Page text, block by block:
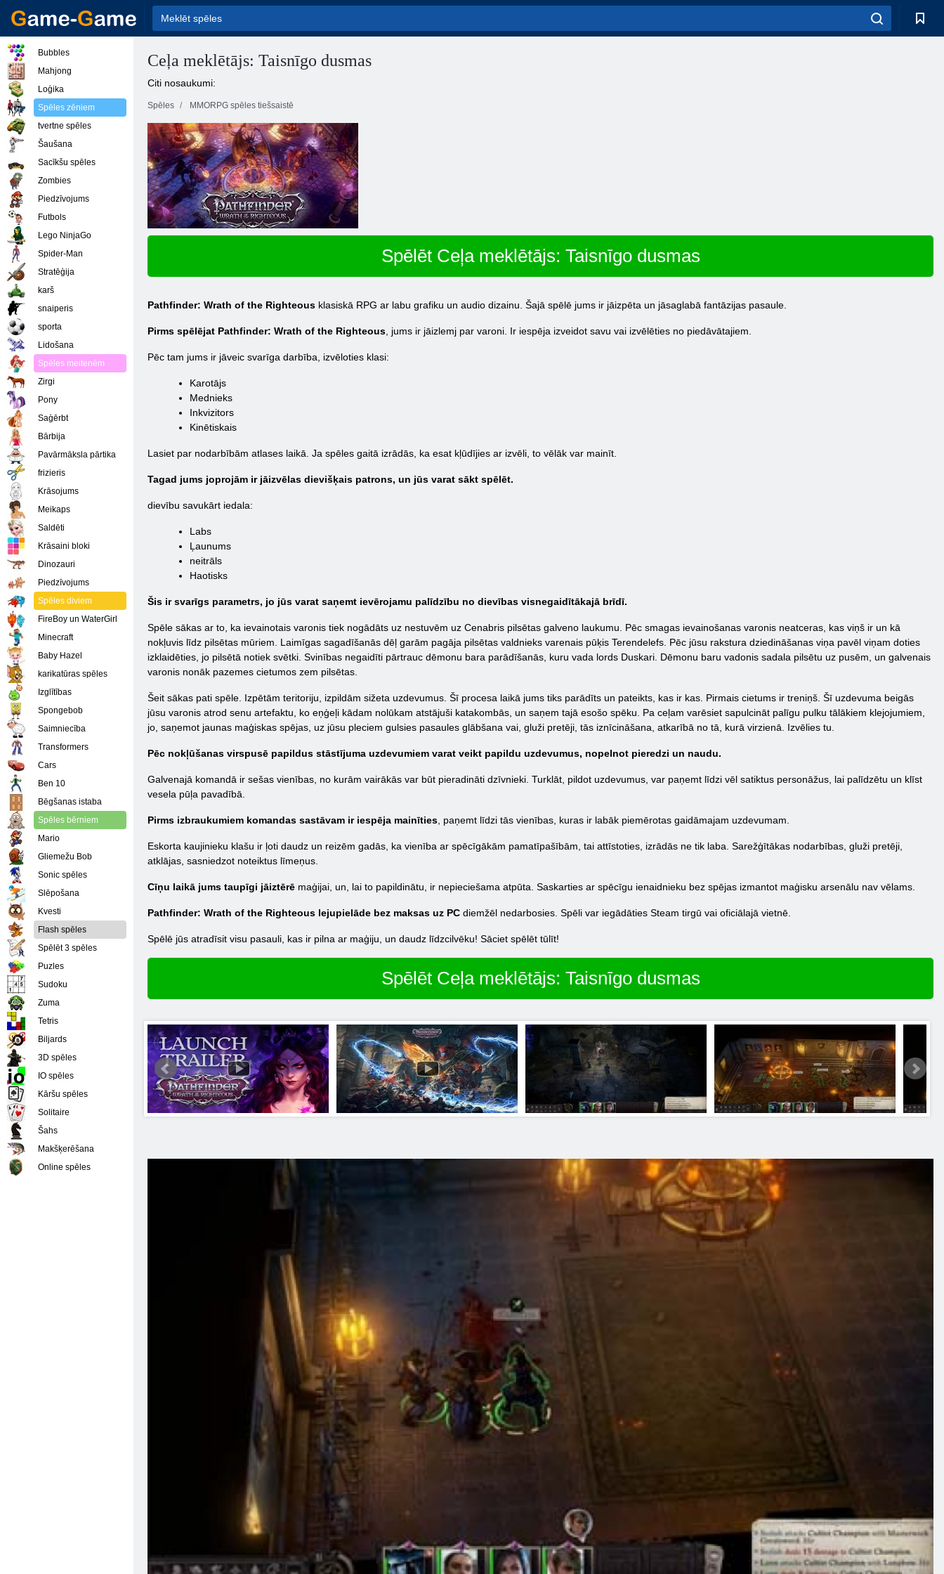
Ceļa meklētājs: Taisnīgo dusmas
Citi nosaukumi:
Spēles MMORPG spēles tiešsaistē
Spēlēt Ceļa meklētājs: Taisnīgo dusmas
Pathfinder: Wrath of the Righteous klasiskā RPG ar labu grafiku un audio dizainu. Šajā spēlē jums ir jāizpēta un jāsaglabā fantāzijas pasaule.
Pirms spēlējat Pathfinder: Wrath of the Righteous , jums ir jāizlemj par varoni. Ir iespēja izveidot savu vai izvēlēties no piedāvātajiem.
Pēc tam jums ir jāveic svarīga darbība, izvēloties klasi:
Karotājs
Mednieks
Inkvizitors
Kinētiskais
Lasiet par nodarbībām atlases laikā. Ja spēles gaitā izrādās, ka esat kļūdījies ar izvēli, to vēlāk var mainīt.
Tagad jums joprojām ir jāizvēlas dievišķais patrons, un jūs varat sākt spēlēt.
dievību savukārt iedala:
Labs
Ļaunums
neitrāls
Haotisks
Šis ir svarīgs parametrs, jo jūs varat saņemt ievērojamu palīdzību no dievības visnegaidītākajā brīdī.
Spēle sākas ar to, ka ievainotais varonis tiek nogādāts uz nestuvēm uz Cenabris pilsētas galveno laukumu. Pēc smagas ievainošanas varonis neatceras, kas viņš ir un kā
nokļuvis līdz pilsētas mūriem. Laimīgas sagadīšanās dēļ garām pagāja pilsētas valdnieks varenais pūķis Terendelefs. Pēc jūsu rakstura dziedināšanas viņa pavēl viņam doties
izklaidēties, jo pilsētā notiek svētki. Svinības negaidīti pārtrauc dēmonu bara parādīšanās, kuru vada lords Duskari. Dēmonu baru vadonis sadala pilsētu uz pusēm, un galvenais
varonis nonāk pazemes cietumos zem pilsētas.
Šeit sākas pati spēle. Izpētām teritoriju, izpildām sižeta uzdevumus. Šī procesa laikā jums tiks parādīts un pateikts, kas ir kas. Pirmais cietums ir treniņš. Šī uzdevuma beigās
jūsu varonis atrod senu artefaktu, ko eņģeļi kādam nolūkam atstājuši katakombās, un saņem tajā esošo spēku. Pa ceļam varēsiet sapulcināt palīgu pulku tālākiem klejojumiem,
jo, saņemot jaunas maģiskas spējas, uz jūsu pleciem gulsies pasaules glābšana vai, gluži pretēji, tās iznīcināšana, atkarībā no tā, kurā virzienā. Izvēlies tu.
Pēc nokļūšanas virspusē papildus stāstījuma uzdevumiem varat veikt papildu uzdevumus, nopelnot pieredzi un naudu.
Galvenajā komandā ir sešas vienības, no kurām vairākās var būt pieradināti dzīvnieki. Turklāt, pildot uzdevumus, var paņemt līdzi vēl satiktus personāžus, lai palīdzētu un klīst
vesela pūļa pavadībā.
Pirms izbraukumiem komandas sastāvam ir iespēja mainīties , paņemt līdzi tās vienības, kuras ir labāk piemērotas gaidāmajam uzdevumam.
Eskorta kaujinieku klašu ir ļoti daudz un reizēm gadās, ka vienība ar spēcīgākām pamatīpašībām, tai attīstoties, izrādās ne tik laba. Sarežģītākas nodarbības, gluži pretēji,
atklājas, sasniedzot noteiktus līmeņus.
Cīņu laikā jums taupīgi jāiztērē maģijai, un, lai to papildinātu, ir nepieciešama atpūta. Saskarties ar spēcīgu ienaidnieku bez spējas izmantot maģisku arsenālu nav vēlams.
Pathfinder: Wrath of the Righteous lejupielāde bez maksas uz PC diemžēl nedarbosies. Spēli var iegādāties Steam tirgū vai oficiālajā vietnē.
Spēlē jūs atradīsit visu pasauli, kas ir pilna ar maģiju, un daudz līdzcilvēku! Sāciet spēlēt tūlīt!
Spēlēt Ceļa meklētājs: Taisnīgo dusmas
Bubbles
Mahjong
Loģika
Spēles zēniem
tvertne spēles
Šaušana
Sacīkšu spēles
Zombies
Piedzīvojums
Futbols
Lego NinjaGo
Spider-Man
Stratēģija
karš
snaiperis
sporta
Lidošana
Spēles meitenēm
Zirgi
Pony
Saģērbt
Bārbija
Pavārmāksla pārtika
frizieris
Krāsojums
Meikaps
Saldēti
Krāsaini bloki
Dinozauri
Piedzīvojums
Spēles diviem
FireBoy un WaterGirl
Minecraft
Baby Hazel
karikatūras spēles
Izglītības
Spongebob
Saimniecība
Transformers
Cars
Ben 10
Bēgšanas istaba
Spēles bērniem
Mario
Gliemežu Bob
Sonic spēles
Slēpošana
Kvesti
Flash spēles
Spēlēt 3 spēles
Puzles
Sudoku
Zuma
Tetris
Biljards
3D spēles
IO spēles
Kāršu spēles
Solitaire
Šahs
Makšķerēšana
Online spēles